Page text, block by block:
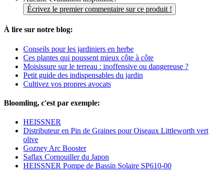
Écrivez le premier commentaire sur ce produit !
À lire sur notre blog:
Conseils pour les jardiniers en herbe
Ces plantes qui poussent mieux côte à côte
Moisissure sur le terreau : inoffensive ou dangereuse ?
Petit guide des indispensables du jardin
Cultivez vos propres avocats
Bloomling, c'est par exemple:
HEISSNER
Distributeur en Pin de Graines pour Oiseaux Littleworth vert
olive
Gozney Arc Booster
Saflax Cornouiller du Japon
HEISSNER Pompe de Bassin Solaire SP610-00